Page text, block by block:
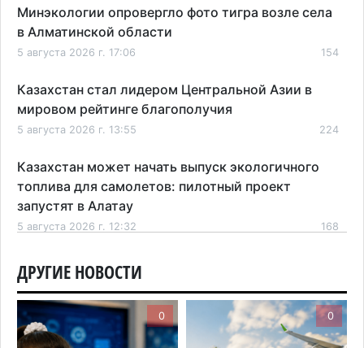
Минэкологии опровергло фото тигра возле села
в Алматинской области
5 августа 2026 г. 17:06 154
Казахстан стал лидером Центральной Азии в
мировом рейтинге благополучия
5 августа 2026 г. 13:55 224
Казахстан может начать выпуск экологичного
топлива для самолетов: пилотный проект
запустят в Алатау
5 августа 2026 г. 12:32 168
Туриста с тяжелыми травмами эвакуировали в
горах Алматинской области после камнепада
5 августа 2026 г. 11:23 134
Хозяина собак, едва не загрызших ребенка в
ДРУГИЕ НОВОСТИ
0 0